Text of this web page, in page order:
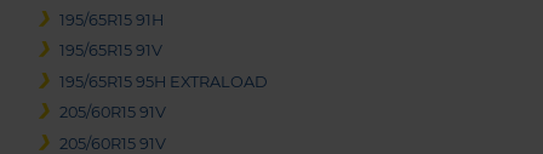
195/65R15 91H
195/65R15 91V
195/65R15 95H EXTRALOAD
205/60R15 91V
205/60R15 91V